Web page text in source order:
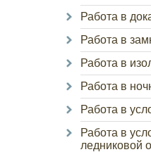
Работа в
Работа в
Работа в
Работа в
Работа в
Работа в
ледниковой